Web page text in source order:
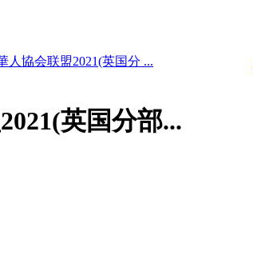
人協会联盟2021(英国分 ...
英国分部...